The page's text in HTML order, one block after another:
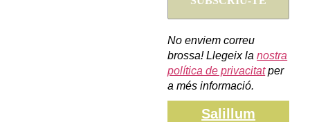
No enviem correu
brossa! Llegeix lanostra
política de privacitatper
a més informació.
Salillum